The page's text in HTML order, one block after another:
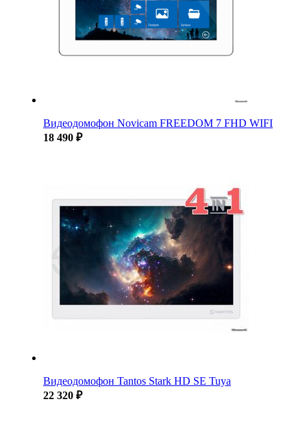
Видеодомофон Novicam FREEDOM 7 FHD WIFI
18 490 ₽
Видеодомофон Tantos Stark HD SE Tuya
22 320 ₽